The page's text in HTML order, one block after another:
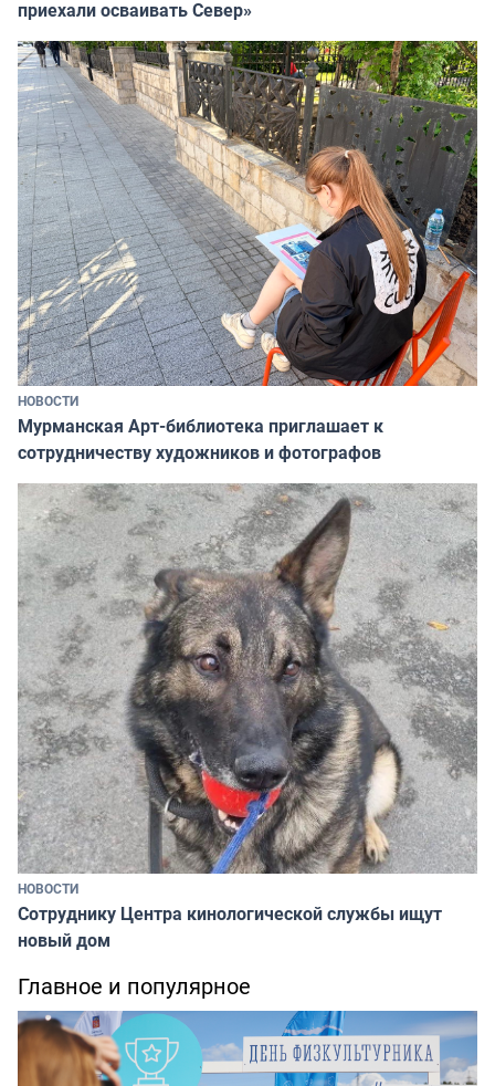
приехали осваивать Север»
НОВОСТИ
Мурманская Арт-библиотека приглашает к
сотрудничеству художников и фотографов
НОВОСТИ
Сотруднику Центра кинологической службы ищут
новый дом
Главное и популярное